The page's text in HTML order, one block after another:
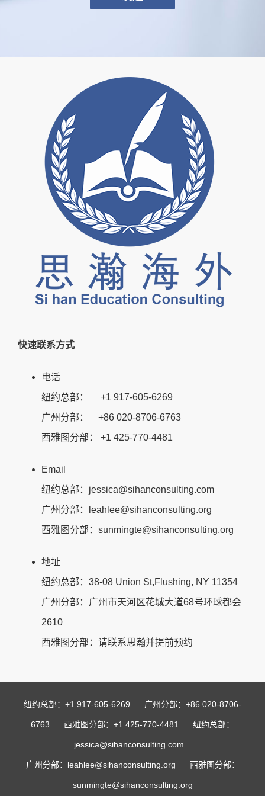
快速联系方式
电话
纽约总部： +1 917-605-6269
广州分部： +86 020-8706-6763
西雅图分部： +1 425-770-4481
Email
纽约总部：jessica@sihanconsulting.com
广州分部：leahlee@sihanconsulting.org
西雅图分部：sunmingte@sihanconsulting.org
地址
纽约总部：38-08 Union St,Flushing, NY 11354
广州分部：广州市天河区花城大道68号环球都会
2610
西雅图分部：请联系思瀚并提前预约
纽约总部：+1 917-605-6269 广州分部：+86 020-8706-
6763 西雅图分部：+1 425-770-4481 纽约总部：
jessica@sihanconsulting.com
广州分部：leahlee@sihanconsulting.org 西雅图分部：
sunmingte@sihanconsulting.org